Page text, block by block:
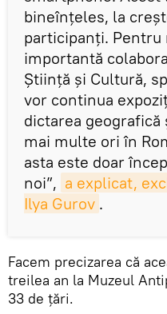
bineînțeles, la
participanți.
importantă
Știință și Cultură,
vor continua
dictarea geografică
mai multe ori în
asta este doar
noi”, a explicat,
Ilya Gurov .
Facem precizarea că
treilea an la Muzeul
33 de țări.